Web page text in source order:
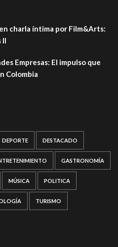
charla íntima por Film&Arts:
II
Empresas: El impulso que
Colombia
DEPORTE DESTACADO
GASTRONOMÍA
MÚSICA POLITICA
TURISMO